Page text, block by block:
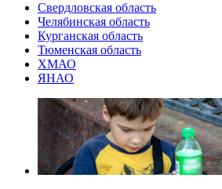
Свердловская область
Челябинская область
Курганская область
Тюменская область
ХМАО
ЯНАО